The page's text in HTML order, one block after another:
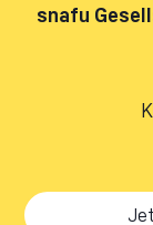
snafu